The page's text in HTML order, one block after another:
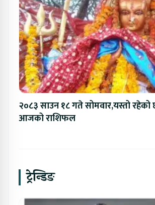
२०८३ साउन १८ गते सोमवार,यस्तो
आजको राशिफल
ट्रेन्डिङ